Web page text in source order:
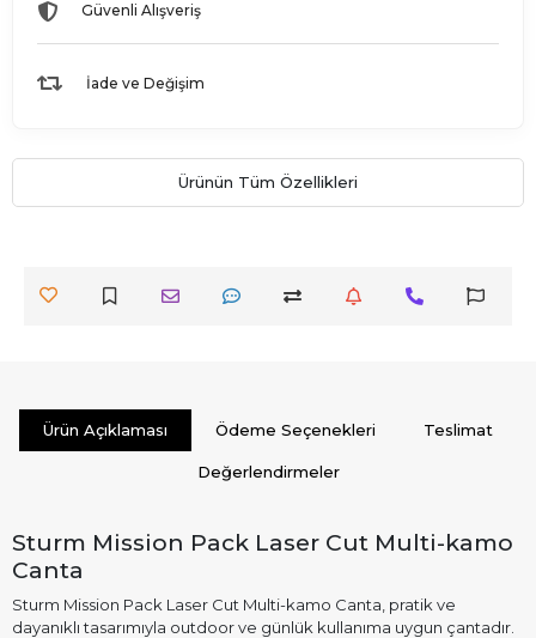
Güvenli Alışveriş
İade ve Değişim
Ürünün Tüm Özellikleri
Ürün Açıklaması Ödeme Seçenekleri Teslimat
Değerlendirmeler
Sturm Mission Pack Laser Cut Multi-kamo
Canta
Sturm Mission Pack Laser Cut Multi-kamo Canta, pratik ve
dayanıklı tasarımıyla outdoor ve günlük kullanıma uygun çantadır.